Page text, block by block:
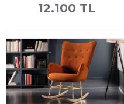
12.100 TL